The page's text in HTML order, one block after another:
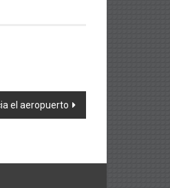
el aeropuerto